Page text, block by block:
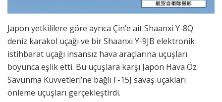
Japon yetkililere göre ayrıca Çin’e ait Shaanxi Y-8Q
deniz karakol uçağı ve bir Shaanxi Y-9JB elektronik
istihbarat uçağı insansız hava araçlarına uçuşları
boyunca eşlik etti. Bu uçuşlara karşı Japon Hava Öz
Savunma Kuvvetleri’ne bağlı F-15J savaş uçakları
önleme uçuşları gerçekleştirdi.